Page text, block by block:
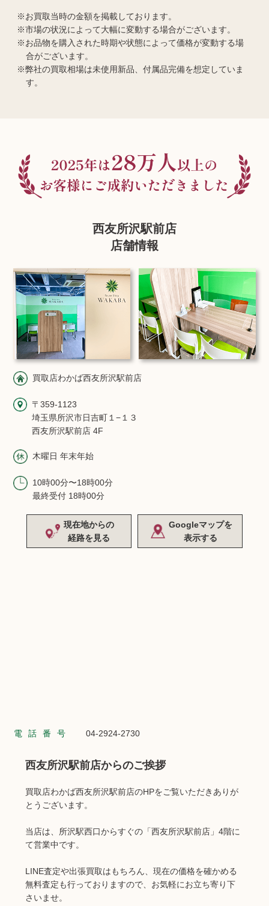
お買取当時の金額を掲載しております。
市場の状況によって大幅に変動する場合がございます。
お品物を購入された時期や状態によって価格が変動する場
合がございます。
弊社の買取相場は未使用新品、付属品完備を想定していま
す。
西友所沢駅前店
店舗情報
買取店わかば西友所沢駅前店
〒359-1123
埼玉県所沢市日吉町１−１３
西友所沢駅前店 4F
木曜日 年末年始
10時00分〜18時00分
最終受付 18時00分
現在地からの
経路を見る
Googleマップを
表示する
電話番号 04-2924-2730
西友所沢駅前店からのご挨拶
買取店わかば西友所沢駅前店のHPをご覧いただきありが
とうございます。
当店は、所沢駅西口からすぐの「西友所沢駅前店」4階に
て営業中です。
LINE査定や出張買取はもちろん、現在の価格を確かめる
無料査定も行っておりますので、お気軽にお立ち寄り下
さいませ。